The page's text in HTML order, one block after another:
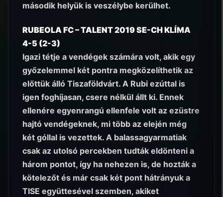
második helyük is veszélybe kerülhet.
RUBEOLA FC – TALENT 2019 SE-CH KLÍMA
4-5 (2-3)
Igazi tétje a vendégek számára volt, akik egy
győzelemmel két pontra megközelíthetik az
előttük álló Tiszaföldvárt. A Rubi ezúttal is
igen foghíjasan, csere nélkül állt ki. Ennek
ellenére egyenrangú ellenfele volt az ezüstre
hajtó vendégeknek, mi több az elején még
két góllal is vezettek. A balassagyarmatiak
csak az utolsó percekben tudták eldönteni a
három pontot, így ha nehezen is, de hozták a
kötelezőt és már csak két pont hátrányuk a
TISE együttesével szemben, akiket